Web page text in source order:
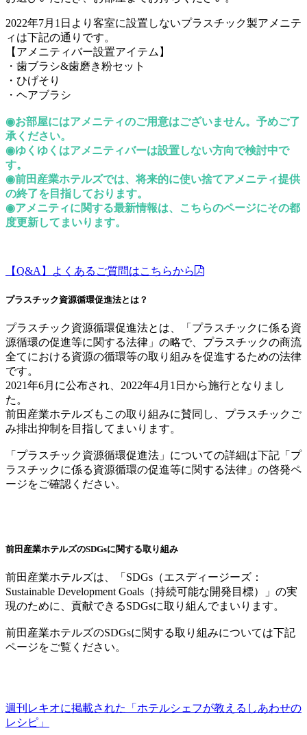
2022年7月1日より客室に設置しないプラスチック製アメニテ
ィは下記の通りです。
【アメニティバー設置アイテム】
・歯ブラシ&歯磨き粉セット
・ひげそり
・ヘアブラシ
◉お部屋にはアメニティのご用意はございません。予めご了
承ください。
◉ゆくゆくはアメニティバーは設置しない方向で検討中で
す。
◉前田産業ホテルズでは、将来的に使い捨てアメニティ提供
の終了を目指しております。
◉アメニティに関する最新情報は、こちらのページにその都
度更新してまいります。
【Q&A】よくあるご質問はこちらから
プラスチック資源循環促進法とは？
プラスチック資源循環促進法とは、「プラスチックに係る資
源循環の促進等に関する法律」の略で、プラスチックの商流
全てにおける資源の循環等の取り組みを促進するための法律
です。
2021年6月に公布され、2022年4月1日から施行となりまし
た。
前田産業ホテルズもこの取り組みに賛同し、プラスチックご
み排出抑制を目指してまいります。
「プラスチック資源循環促進法」についての詳細は下記「プ
ラスチックに係る資源循環の促進等に関する法律」の啓発ペ
ージをご確認ください。
前田産業ホテルズのSDGsに関する取り組み
前田産業ホテルズは、「SDGs（エスディージーズ：
Sustainable Development Goals（持続可能な開発目標）」の実
現のために、貢献できるSDGsに取り組んでまいります。
前田産業ホテルズのSDGsに関する取り組みについては下記
ページをご覧ください。
週刊レキオに掲載された「ホテルシェフが教えるしあわせの
レシピ」